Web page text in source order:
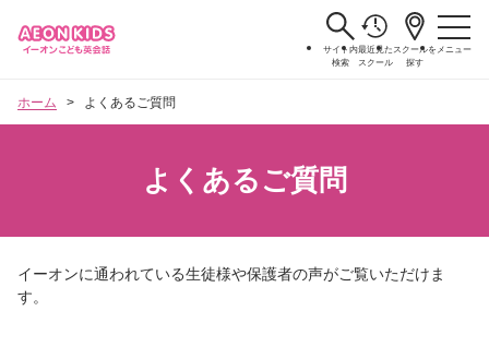
サイト内
検索
最近見た
スクール
スクールを
探す
メニュー
ホーム よくあるご質問
よくあるご質問
イーオンに通われている生徒様や保護者の声がご覧いただけま
す。